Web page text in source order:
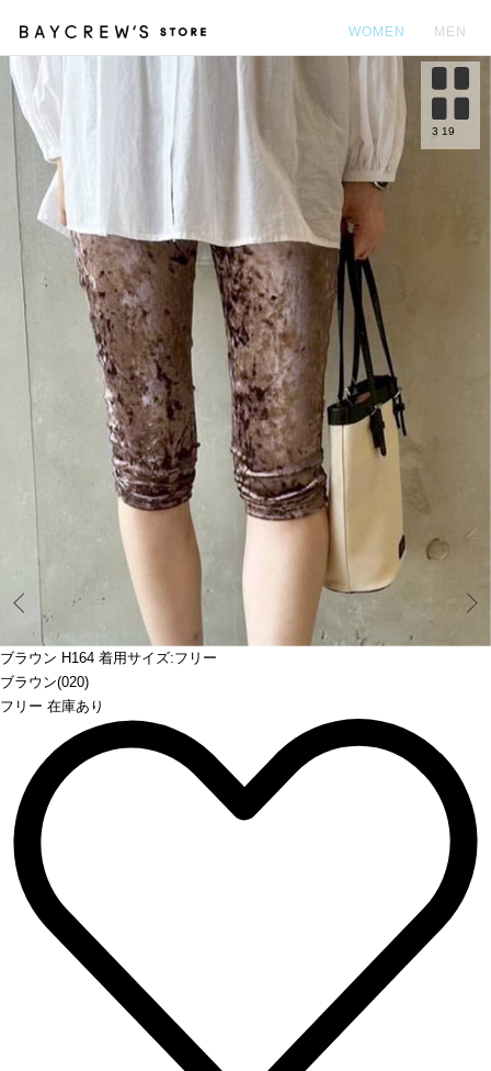
WOMEN MEN
ブラウン H164 着用サイズ:フリー
ブラウン(020)
フリー 在庫あり
3 19